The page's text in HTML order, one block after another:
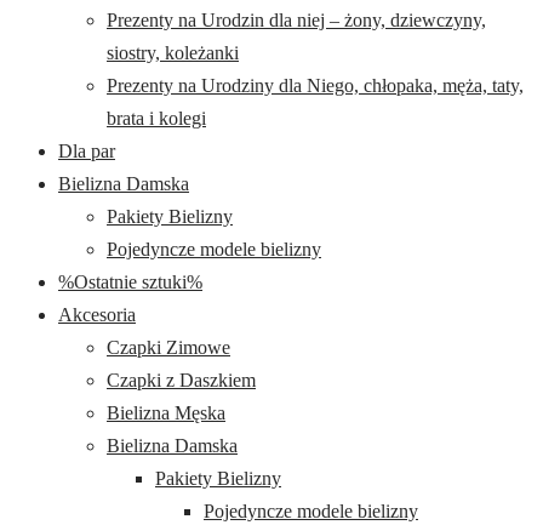
Prezenty na Urodzin dla niej – żony, dziewczyny,
siostry, koleżanki
Prezenty na Urodziny dla Niego, chłopaka, męża, taty,
brata i kolegi
Dla par
Bielizna Damska
Pakiety Bielizny
Pojedyncze modele bielizny
%Ostatnie sztuki%
Akcesoria
Czapki Zimowe
Czapki z Daszkiem
Bielizna Męska
Bielizna Damska
Pakiety Bielizny
Pojedyncze modele bielizny